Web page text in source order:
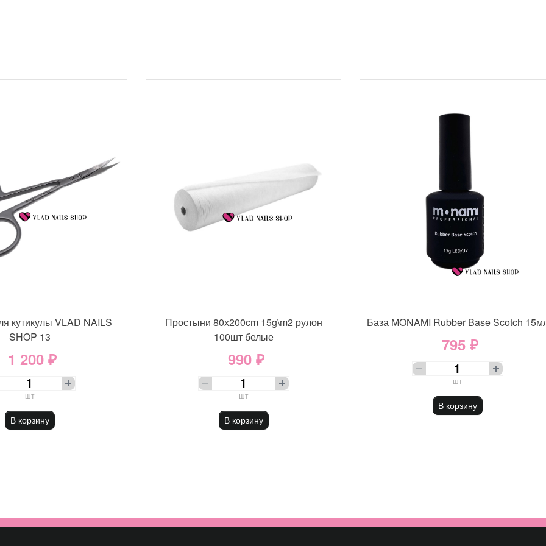
кутикулы VLAD NAILS
SHOP 13
1 200 ₽
шт
В корзину
Простыни 80х200cm 15g\m2 рулон
100шт белые
990 ₽
шт
В корзину
База MONAMI Rubber Base Scotch
795 ₽
шт
В корзину